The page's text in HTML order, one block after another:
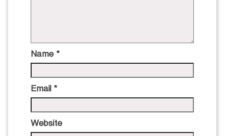
Name *
Email *
Website